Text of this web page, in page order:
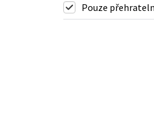
Pouze